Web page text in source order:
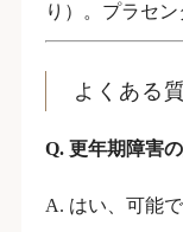
り）。プラセ
よくある
Q. 更年期障害
A. はい、可能